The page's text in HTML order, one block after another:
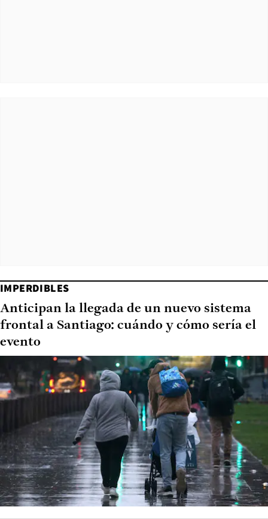
IMPERDIBLES
Anticipan la llegada de un nuevo sistema
frontal a Santiago: cuándo y cómo sería el
evento